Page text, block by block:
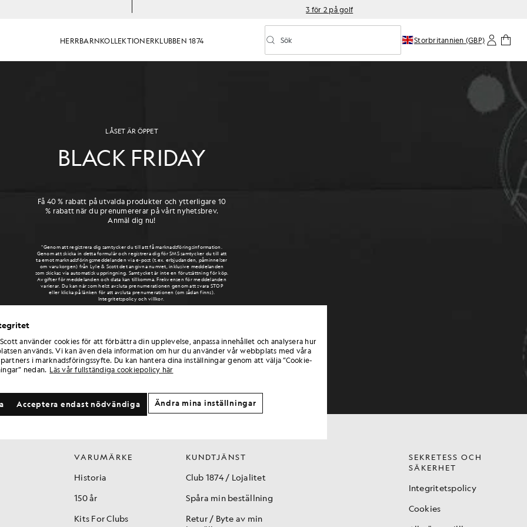
3 för 2 på golf
HERRBARNKOLLEKTIONERKLUBBEN 1874 Aktivera/inaktivera prediktiv sökning
Sök Storbritannien (GBP)
LÅSET ÄR ÖPPET
BLACK FRIDAY
Få 40 % rabatt på utvalda produkter och ytterligare 10
% rabatt när du prenumererar på vårt nyhetsbrev.
Anmäl dig nu!
*Genom att registrera dig samtycker du till att få marknadsföringsinformation.
Genom att skicka in detta formulär och registrera dig för SMS samtycker du till att
ta emot marknadsföringsmeddelanden via e-post (t.ex. erbjudanden, påminnelser
om varukorgen) från Lyle & Scott det angivna numret, inklusive meddelanden
som skickas via automatisk uppringning. Samtycket är inte en förutsättning för köp.
Avgifter för meddelanden och data kan tillkomma. Frekvensen för meddelanden
varierar. Du kan när som helst avsluta prenumerationen genom att svara STOP
eller klicka på länken för att avsluta prenumerationen (om sådan finns).
Integritetspolicy och villkor.
VARUMÄRKE
Historia
150 år
Kits For Clubs
KUNDTJÄNST
Club 1874 / Lojalitet
Spåra min beställning
Retur / Byte av min
SEKRETESS OCH
SÄKERHET
Integritetspolicy
Cookies
använder cookies för att förbättra din upplevelse, anpassa innehållet och analysera hur
används. Vi kan även dela information om hur du använder vår webbplats med våra
i marknadsföringssyfte. Du kan hantera dina inställningar genom att välja ”Cookie-
nedan. Läs vår fullständiga cookiepolicy här
Acceptera endast nödvändiga Ändra mina inställningar